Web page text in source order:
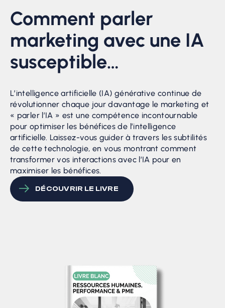
Comment parler
marketing avec une IA
susceptible…
L’intelligence artificielle (IA) générative continue de
révolutionner chaque jour davantage le marketing et
« parler l’IA » est une compétence incontournable
pour optimiser les bénéfices de l’intelligence
artificielle. Laissez-vous guider à travers les subtilités
de cette technologie, en vous montrant comment
transformer vos interactions avec l’IA pour en
maximiser les bénéfices.
DÉCOUVRIR LE LIVRE